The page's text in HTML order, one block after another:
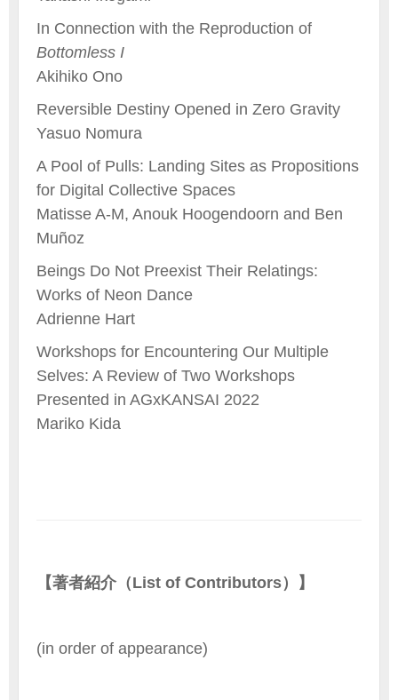
In Connection with the Reproduction of
Bottomless I
Akihiko Ono
Reversible Destiny Opened in Zero Gravity
Yasuo Nomura
A Pool of Pulls: Landing Sites as Propositions
for Digital Collective Spaces
Matisse A-M, Anouk Hoogendoorn and Ben
Muñoz
Beings Do Not Preexist Their Relatings:
Works of Neon Dance
Adrienne Hart
Workshops for Encountering Our Multiple
Selves: A Review of Two Workshops
Presented in AGxKANSAI 2022
Mariko Kida
【著者紹介（List of Contributors）】
(in order of appearance)